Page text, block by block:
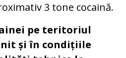
3 tone cocaină.
pe teritoriul
și în condițiile